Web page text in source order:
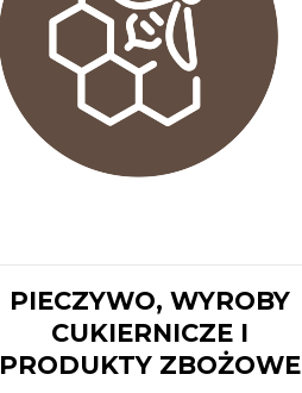
PIECZYWO, WYROBY
CUKIERNICZE I
PRODUKTY ZBOŻOWE